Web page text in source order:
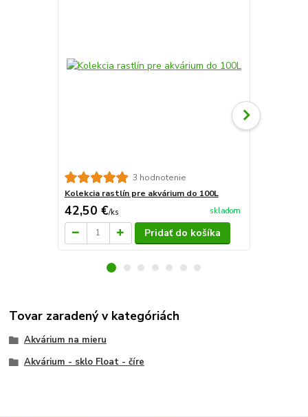
3 hodnotenie
Kolekcia rastlín pre akvárium do 100L
42,50 €/ks skladom
Pridať do košíka
Tovar zaradený v kategóriách
Akvárium na mieru
Akvárium - sklo Float - číre